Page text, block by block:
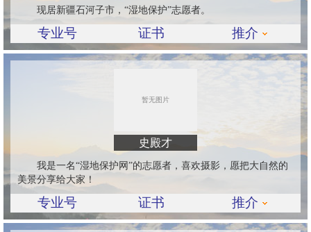
现居新疆石河子市，“湿地保护”志愿者。
专业号 证书 推介
史殿才
我是一名“湿地保护网”的志愿者，喜欢摄影，愿把大自然的
美景分享给大家！
专业号 证书 推介